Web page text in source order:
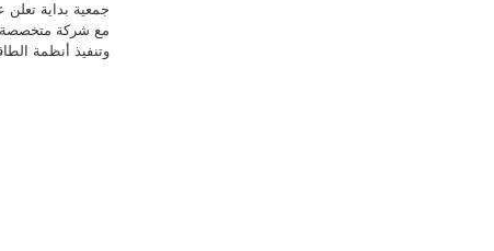
جمعية بداية تعلن
مع شركة
وتنفيذ أنظمة